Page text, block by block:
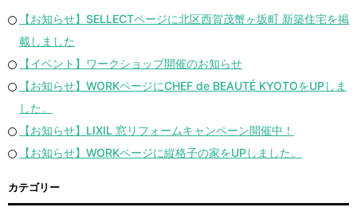
【お知らせ】SELLECTページに北区西賀茂蟹ヶ坂町 新築住宅を掲
載しました
【イベント】ワークショップ開催のお知らせ
【お知らせ】WORKページにCHEF de BEAUTÉ KYOTOをUPしま
した。
【お知らせ】LIXIL 窓リフォームキャンペーン開催中！
【お知らせ】WORKページに縦格子の家をUPしました。
カテゴリー